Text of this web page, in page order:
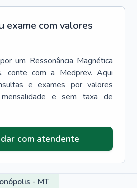
exame com valores
um Ressonância Magnética
, conte com a Medprev. Aqui
e exames por valores
mensalidade e sem taxa de
com atendente
- MT